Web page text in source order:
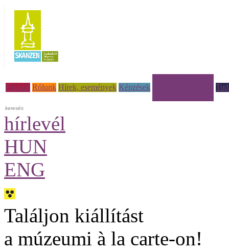
Főoldal Rólunk Hírek, események Képzések
hírlevél
HUN
ENG
Találjon kiállítást
a múzeumi à la carte-on!